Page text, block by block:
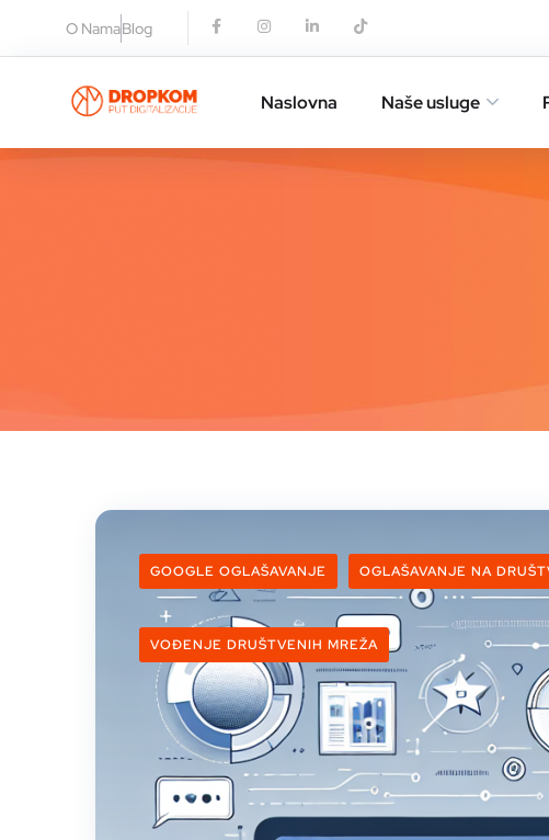
O NamaBlog
Naslovna Naše usluge
GOOGLE OGLAŠAVANJE OGLAŠAVANJE NA
VOĐENJE DRUŠTVENIH MREŽA